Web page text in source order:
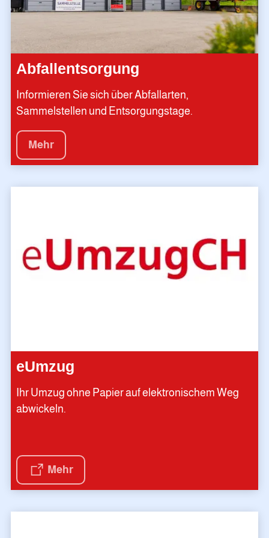
Abfallentsorgung
Informieren Sie sich über Abfallarten,
Sammelstellen und Entsorgungstage.
Mehr
eUmzug
Ihr Umzug ohne Papier auf elektronischem Weg
abwickeln.
Mehr